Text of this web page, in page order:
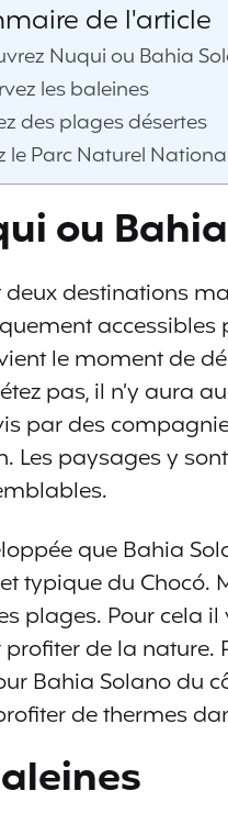
de l'article
Nuqui ou Bahia
les baleines
des plages désertes
le Parc Naturel
ou
destinations
le moment de
pas, il n’y aura
par des
Les paysages y
que Bahia
typique du Chocó.
plages. Pour cela
de la nature.
Bahia Solano du
de thermes